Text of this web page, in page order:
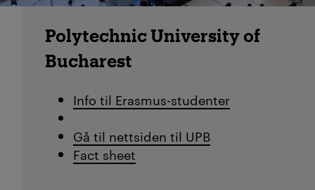
Polytechnic University of
Bucharest
Info til Erasmus-studenter
Gå til nettsiden til UPB
Fact sheet